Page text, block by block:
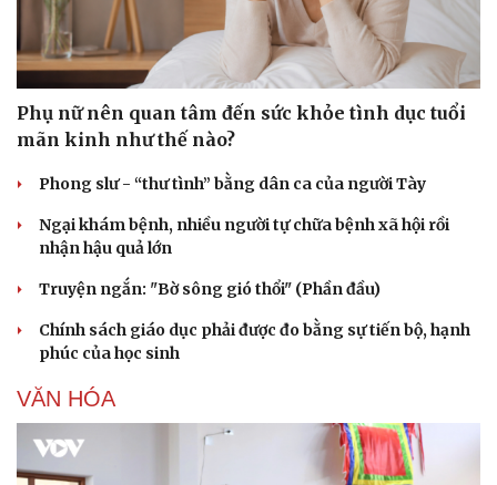
Văn hóa
Sân khấu - Điện ảnh
Văn học
Âm nhạc
Nghệ sĩ
Thời trang
Sao Việt
Phụ nữ nên quan tâm đến sức khỏe tình dục tuổi
mãn kinh như thế nào?
Phong slư - “thư tình” bằng dân ca của người Tày
Ngại khám bệnh, nhiều người tự chữa bệnh xã hội rồi
nhận hậu quả lớn
Truyện ngắn: "Bờ sông gió thổi" (Phần đầu)
Chính sách giáo dục phải được đo bằng sự tiến bộ, hạnh
phúc của học sinh
VĂN HÓA